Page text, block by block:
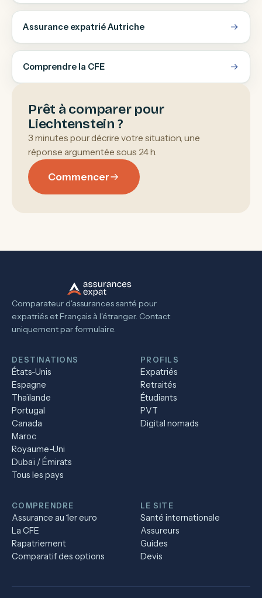
Assurance expatrié Autriche
Comprendre la CFE
Prêt à comparer pour
Liechtenstein ?
3 minutes pour décrire votre situation, une
réponse argumentée sous 24 h.
Commencer
Comparateur d'assurances santé pour
expatriés et Français à l'étranger. Contact
uniquement par formulaire.
DESTINATIONS
États-Unis
Espagne
Thaïlande
Portugal
Canada
Maroc
Royaume-Uni
Dubaï / Émirats
Tous les pays
PROFILS
Expatriés
Retraités
Étudiants
PVT
Digital nomads
COMPRENDRE
Assurance au 1er euro
La CFE
Rapatriement
Comparatif des options
LE SITE
Santé internationale
Assureurs
Guides
Devis